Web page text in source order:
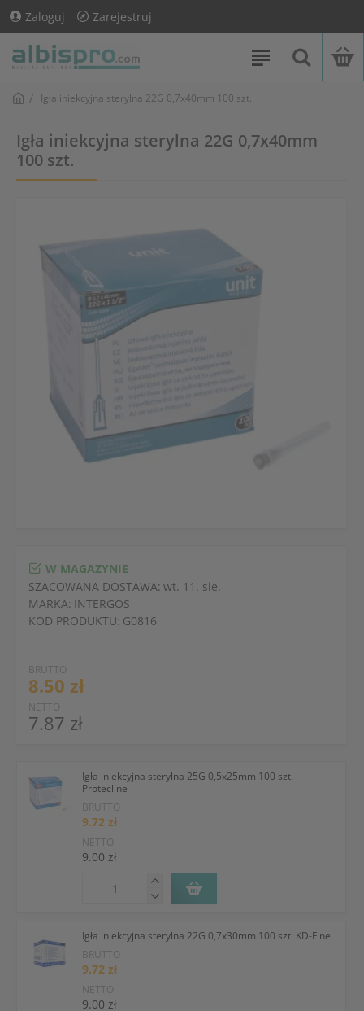
Zaloguj Zarejestruj
Igła iniekcyjna sterylna 22G 0,7x40mm 100 szt.
Igła iniekcyjna sterylna 22G 0,7x40mm
100 szt.
BRUTTO
8.50 zł
NETTO
7.87 zł
W MAGAZYNIE
SZACOWANA DOSTAWA: wt. 11. sie.
MARKA: INTERGOS
KOD PRODUKTU: G0816
Igła iniekcyjna sterylna 25G 0,5x25mm 100 szt.
Protecline
BRUTTO
9.72 zł
NETTO
9.00 zł
Igła iniekcyjna sterylna 22G 0,7x30mm 100 szt. KD-Fine
BRUTTO
9.72 zł
NETTO
9.00 zł